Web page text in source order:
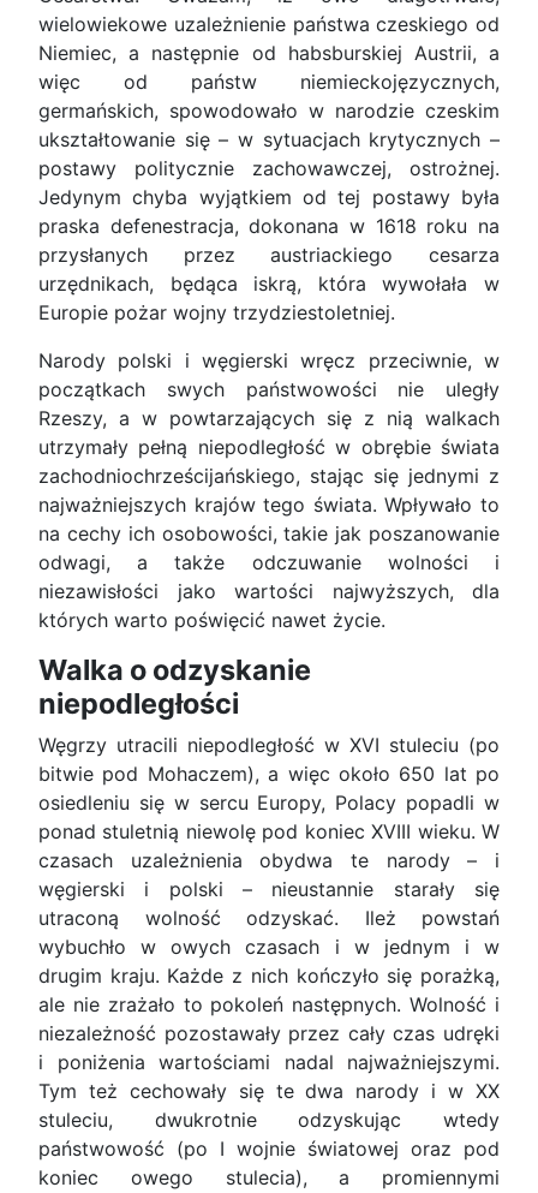
wielowiekowe uzależnienie państwa czeskiego od
Niemiec, a następnie od habsburskiej Austrii, a
więc od państw niemieckojęzycznych,
germańskich, spowodowało w narodzie czeskim
ukształtowanie się – w sytuacjach krytycznych –
postawy politycznie zachowawczej, ostrożnej.
Jedynym chyba wyjątkiem od tej postawy była
praska defenestracja, dokonana w 1618 roku na
przysłanych przez austriackiego cesarza
urzędnikach, będąca iskrą, która wywołała w
Europie pożar wojny trzydziestoletniej.
Narody polski i węgierski wręcz przeciwnie, w
początkach swych państwowości nie uległy
Rzeszy, a w powtarzających się z nią walkach
utrzymały pełną niepodległość w obrębie świata
zachodniochrześcijańskiego, stając się jednymi z
najważniejszych krajów tego świata. Wpływało to
na cechy ich osobowości, takie jak poszanowanie
odwagi, a także odczuwanie wolności i
niezawisłości jako wartości najwyższych, dla
których warto poświęcić nawet życie.
Walka o odzyskanie
niepodległości
Węgrzy utracili niepodległość w XVI stuleciu (po
bitwie pod Mohaczem), a więc około 650 lat po
osiedleniu się w sercu Europy, Polacy popadli w
ponad stuletnią niewolę pod koniec XVIII wieku. W
czasach uzależnienia obydwa te narody – i
węgierski i polski – nieustannie starały się
utraconą wolność odzyskać. Ileż powstań
wybuchło w owych czasach i w jednym i w
drugim kraju. Każde z nich kończyło się porażką,
ale nie zrażało to pokoleń następnych. Wolność i
niezależność pozostawały przez cały czas udręki
i poniżenia wartościami nadal najważniejszymi.
Tym też cechowały się te dwa narody i w XX
stuleciu, dwukrotnie odzyskując wtedy
państwowość (po I wojnie światowej oraz pod
koniec owego stulecia), a promiennymi